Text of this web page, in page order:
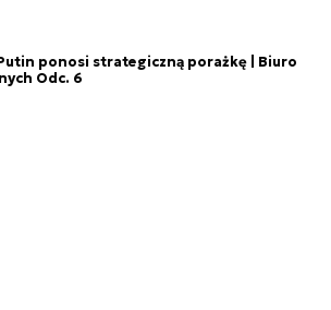
ponosi strategiczną porażkę | Biuro
Odc. 6